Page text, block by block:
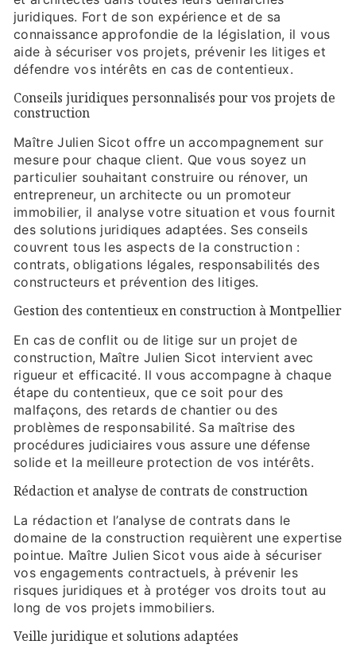
juridiques. Fort de son expérience et de sa
connaissance approfondie de la législation, il vous
aide à sécuriser vos projets, prévenir les litiges et
défendre vos intérêts en cas de contentieux.
Conseils juridiques personnalisés pour vos projets de
construction
Maître Julien Sicot offre un accompagnement sur
mesure pour chaque client. Que vous soyez un
particulier souhaitant construire ou rénover, un
entrepreneur, un architecte ou un promoteur
immobilier, il analyse votre situation et vous fournit
des solutions juridiques adaptées. Ses conseils
couvrent tous les aspects de la construction :
contrats, obligations légales, responsabilités des
constructeurs et prévention des litiges.
Gestion des contentieux en construction à Montpellier
En cas de conflit ou de litige sur un projet de
construction, Maître Julien Sicot intervient avec
rigueur et efficacité. Il vous accompagne à chaque
étape du contentieux, que ce soit pour des
malfaçons, des retards de chantier ou des
problèmes de responsabilité. Sa maîtrise des
procédures judiciaires vous assure une défense
solide et la meilleure protection de vos intérêts.
Rédaction et analyse de contrats de construction
La rédaction et l’analyse de contrats dans le
domaine de la construction requièrent une expertise
pointue. Maître Julien Sicot vous aide à sécuriser
vos engagements contractuels, à prévenir les
risques juridiques et à protéger vos droits tout au
long de vos projets immobiliers.
Veille juridique et solutions adaptées